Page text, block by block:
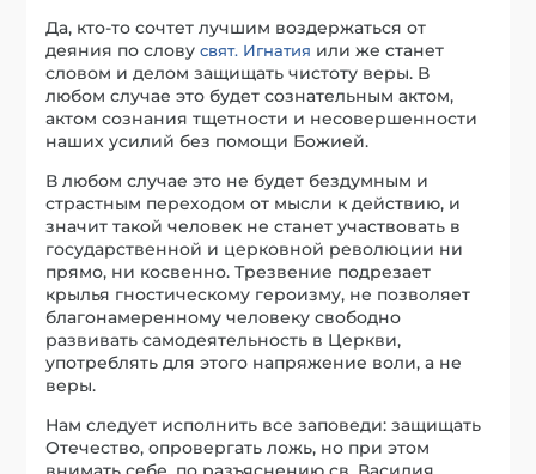
Да, кто-то сочтет лучшим воздержаться от
деяния по словусвят. Игнатия или же станет
словом и делом защищать чистоту веры. В
любом случае это будет сознательным актом,
актом сознания тщетности и несовершенности
наших усилий без помощи Божией.
В любом случае это не будет бездумным и
страстным переходом от мысли к действию, и
значит такой человек не станет участвовать в
государственной и церковной революции ни
прямо, ни косвенно. Трезвение подрезает
крылья гностическому героизму, не позволяет
благонамеренному человеку свободно
развивать самодеятельность в Церкви,
употреблять для этого напряжение воли, а не
веры.
Нам следует исполнить все заповеди: защищать
Отечество, опровергать ложь, но при этом